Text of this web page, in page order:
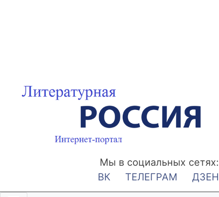
Мы в социальных сетях:
ВК
ТЕЛЕГРАМ ДЗЕН